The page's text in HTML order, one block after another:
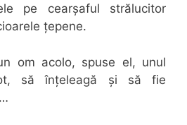
pe cearșaful strălucitor
țepene.
om acolo, spuse el, unul
să înțeleagă și să fie